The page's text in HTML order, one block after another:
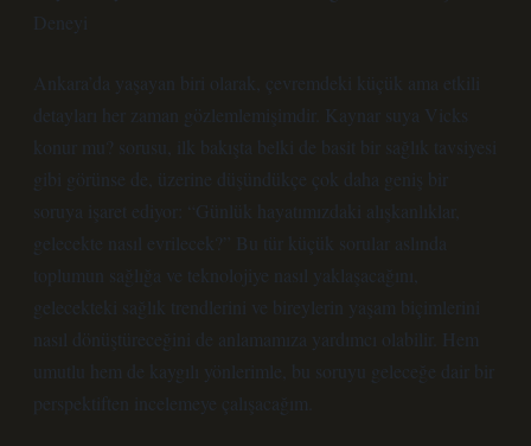
Deneyi
Ankara’da yaşayan biri olarak, çevremdeki küçük ama etkili
detayları her zaman gözlemlemişimdir. Kaynar suya Vicks
konur mu? sorusu, ilk bakışta belki de basit bir sağlık tavsiyesi
gibi görünse de, üzerine düşündükçe çok daha geniş bir
soruya işaret ediyor: “Günlük hayatımızdaki alışkanlıklar,
gelecekte nasıl evrilecek?” Bu tür küçük sorular aslında
toplumun sağlığa ve teknolojiye nasıl yaklaşacağını,
gelecekteki sağlık trendlerini ve bireylerin yaşam biçimlerini
nasıl dönüştüreceğini de anlamamıza yardımcı olabilir. Hem
umutlu hem de kaygılı yönlerimle, bu soruyu geleceğe dair bir
perspektiften incelemeye çalışacağım.